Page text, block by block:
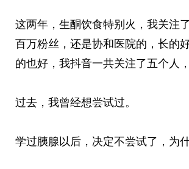
这两年，生酮饮食特别火，我关注
百万粉丝，还是协和医院的，长的
的也好，我抖音一共关注了五个人，
过去，我曾经想尝试过。
学过胰腺以后，决定不尝试了，为